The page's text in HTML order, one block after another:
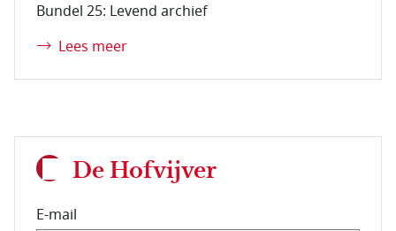
Bundel 25: Levend archief
Lees meer
De Hofvijver
E-mail